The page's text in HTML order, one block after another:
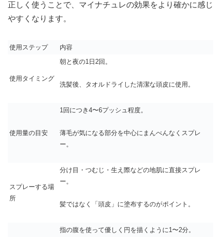
正しく使うことで、マイナチュレの効果をより確かに感じ
やすくなります。
使用ステップ 内容
使用タイミング
朝と夜の1日2回。
洗髪後、タオルドライした清潔な頭皮に使用。
使用量の目安
1回につき4〜6プッシュ程度。
薄毛が気になる部分を中心にまんべんなくスプレ
ー。
スプレーする場
所
分け目・つむじ・生え際などの地肌に直接スプレ
ー。
髪ではなく「頭皮」に塗布するのがポイント。
指の腹を使って優しく円を描くように1〜2分。